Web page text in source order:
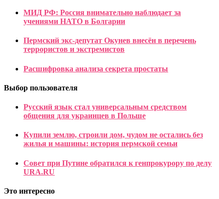
МИД РФ: Россия внимательно наблюдает за
учениями НАТО в Болгарии
Пермский экс-депутат Окунев внесён в перечень
террористов и экстремистов
Расшифровка анализа секрета простаты
Выбор пользователя
Русский язык стал универсальным средством
общения для украинцев в Польше
Купили землю, строили дом, чудом не остались без
жилья и машины: история пермской семьи
Совет при Путине обратился к генпрокурору по делу
URA.RU
Это интересно